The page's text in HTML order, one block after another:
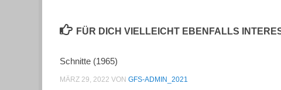
FÜR DICH VIELLEICHT EBENFALLS
Schnitte (1965)
MÄRZ 29, 2022 VON GFS-ADMIN_2021